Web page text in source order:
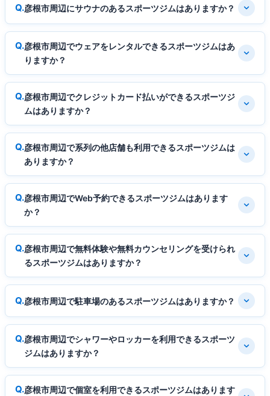
彦根市周辺にサウナのあるスポーツジムはありますか？
彦根市周辺でウェアをレンタルできるスポーツジムはあ
りますか？
彦根市周辺でクレジットカード払いができるスポーツジ
ムはありますか？
彦根市周辺で系列の他店舗も利用できるスポーツジムは
ありますか？
彦根市周辺でWeb予約できるスポーツジムはあります
か？
彦根市周辺で無料体験や無料カウンセリングを受けられ
るスポーツジムはありますか？
彦根市周辺で駐車場のあるスポーツジムはありますか？
彦根市周辺でシャワーやロッカーを利用できるスポーツ
ジムはありますか？
彦根市周辺で個室を利用できるスポーツジムはあります